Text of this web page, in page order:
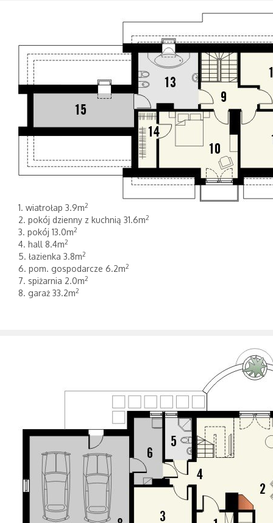
1. wiatrołap 3.9m2
2. pokój dzienny z kuchnią 31.6m2
3. pokój 13.0m2
4. hall 8.4m2
5. łazienka 3.8m2
6. pom. gospodarcze 6.2m2
7. spiżarnia 2.0m2
8. garaż 33.2m2